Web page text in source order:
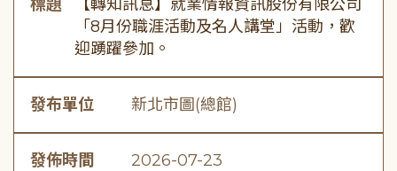
標題
【轉知訊息】就業情報資訊股份有限公司
「8月份職涯活動及名人講堂」活動，歡
迎踴躍參加。
發布單位 新北市圖(總館)
發佈時間 2026-07-23